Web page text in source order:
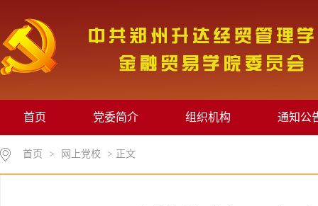
首页 党委简介 组织机构 通知公
首页 > 网上党校 > 正文